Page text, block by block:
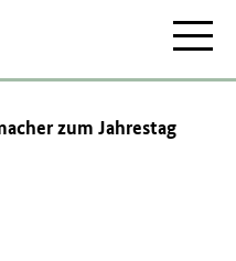
zum Jahrestag